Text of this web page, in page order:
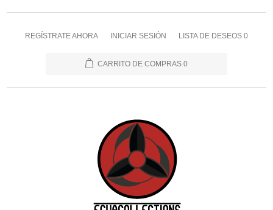
REGÍSTRATE AHORA INICIAR SESIÓN LISTA DE DESEOS 0
CARRITO DE COMPRAS 0